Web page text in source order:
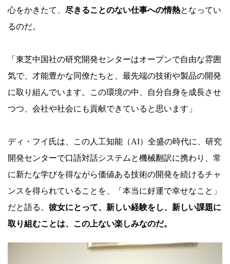
心をかきたて、 尽きることのない仕事への情熱となってい
るのだ。
「東芝中国社の研究開発センターはオープンで自由な雰囲
気で、才能豊かな同僚たちと、最先端の技術や製品の開発
に取り組んでいます。この環境の中、自分自身を成長させ
つつ、会社や社会にも貢献できていると思います」
ディ・フイ氏は、この人工知能（AI）全盛の時代に、研究
開発センターで口語対話システムと機械翻訳に携わり、常
に新たな学びを得ながら価値ある技術の開発を続けるチャ
ンスを得られていることを、「本当に好運で幸せなこと」
だと語る。 彼女にとって、新しい経験をし、新しい課題に
取り組むことは、この上ない楽しみなのだ。